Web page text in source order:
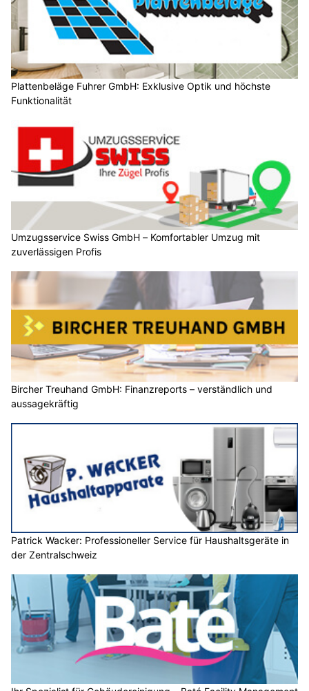
Plattenbeläge Fuhrer GmbH: Exklusive Optik und höchste
Funktionalität
Umzugsservice Swiss GmbH – Komfortabler Umzug mit
zuverlässigen Profis
Bircher Treuhand GmbH: Finanzreports – verständlich und
aussagekräftig
Patrick Wacker: Professioneller Service für Haushaltsgeräte in
der Zentralschweiz